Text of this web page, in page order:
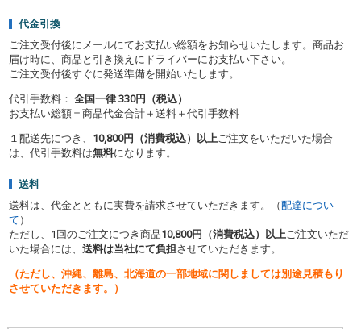
代金引換
ご注文受付後にメールにてお支払い総額をお知らせいたします。商品お
届け時に、商品と引き換えにドライバーにお支払い下さい。
ご注文受付後すぐに発送準備を開始いたします。
代引手数料：全国一律 330円（税込）
お支払い総額＝商品代金合計＋送料＋代引手数料
１配送先につき、 10,800円（消費税込）以上ご注文をいただいた場合
は、代引手数料は無料になります。
送料
送料は、代金とともに実費を請求させていただきます。（配達につい
て）
ただし、1回のご注文につき商品10,800円（消費税込）以上ご注文いただ
いた場合には、送料は当社にて負担させていただきます。
（ただし、沖縄、離島、北海道の一部地域に関しましては別途見積もり
させていただきます。）